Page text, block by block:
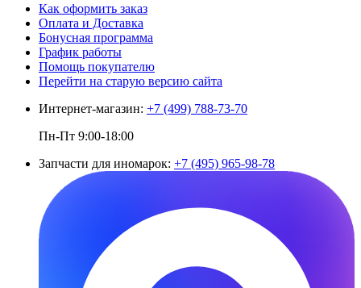
Как оформить заказ
Оплата и Доставка
Бонусная программа
График работы
Помощь покупателю
Перейти на старую версию сайта
Интернет-магазин: +7 (499) 788-73-70
Пн-Пт 9:00-18:00
Запчасти для иномарок: +7 (495) 965-98-78